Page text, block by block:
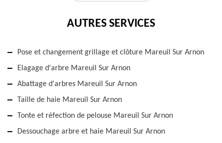
AUTRES SERVICES
Pose et changement grillage et clôture Mareuil Sur Arnon
Elagage d'arbre Mareuil Sur Arnon
Abattage d'arbres Mareuil Sur Arnon
Taille de haie Mareuil Sur Arnon
Tonte et réfection de pelouse Mareuil Sur Arnon
Dessouchage arbre et haie Mareuil Sur Arnon